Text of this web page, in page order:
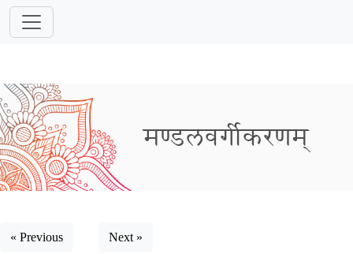
मण्डलवर्गीकरणम्
« Previous Next »